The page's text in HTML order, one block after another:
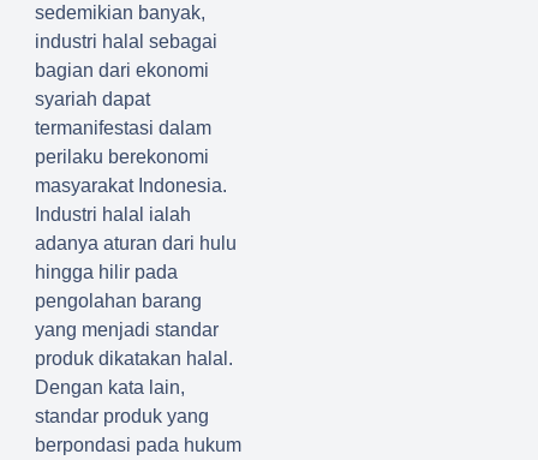
sedemikian banyak,
industri halal sebagai
bagian dari ekonomi
syariah dapat
termanifestasi dalam
perilaku berekonomi
masyarakat Indonesia.
Industri halal ialah
adanya aturan dari hulu
hingga hilir pada
pengolahan barang
yang menjadi standar
produk dikatakan halal.
Dengan kata lain,
standar produk yang
berpondasi pada hukum